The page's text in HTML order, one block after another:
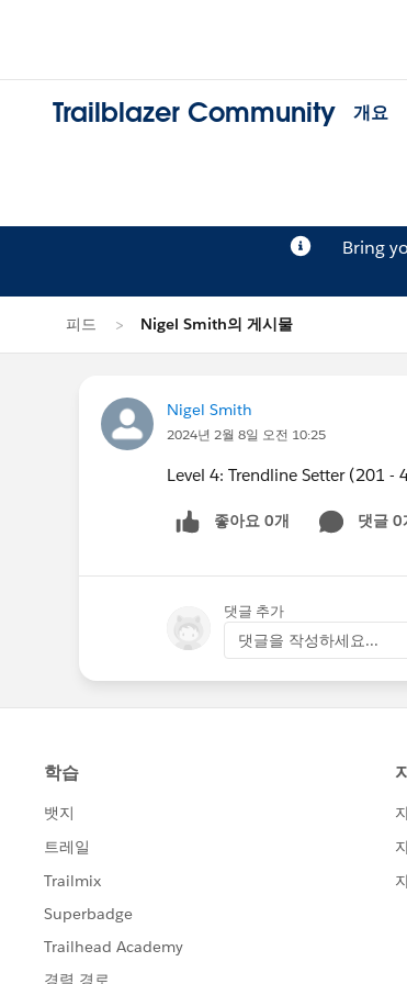
Trailblazer Community 개요
Bring
피드 Nigel Smith의 게시물
Nigel Smith
2024년 2월 8일 오전 10:25
Level 4: Trendline Setter (201 -
좋아요 0개 댓글 0
댓글 추가
댓글을 작성하세요...